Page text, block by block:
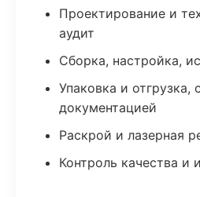
Проектирование и
аудит
Сборка, настройка,
Упаковка и
документацией
Раскрой и лазерная
Контроль качества и